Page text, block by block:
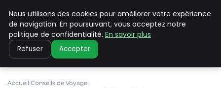
PILAT PATRIMOINES
Accueil Conseils de Voyage
Nous utilisons des cookies pour améliorer votre expérience
de navigation. En poursuivant, vous acceptez notre
politique de confidentialité. En savoir plus
Refuser Accepter